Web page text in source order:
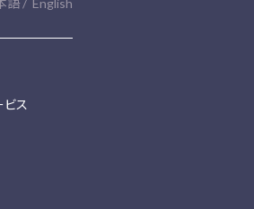
語 English
ビス